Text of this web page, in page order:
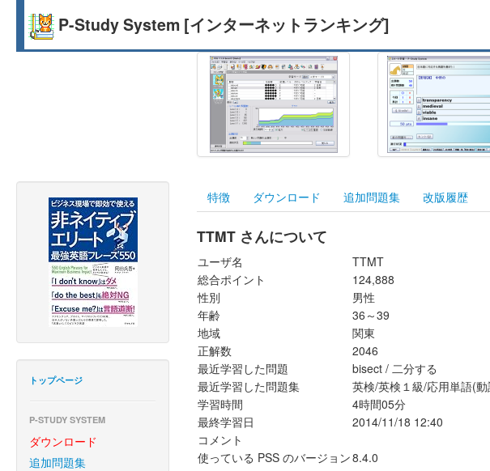
P-Study System [インターネットランキング]
トップページ
P-STUDY SYSTEM
ダウンロード
追加問題集
特徴 ダウンロード 追加問題集 改版履歴
TTMT さんについて
ユーザ名
TTMT
総合ポイント
124,888
性別
男性
年齢
36～39
地域
関東
正解数
2046
最近学習した問題
bisect / 二分する
最近学習した問題集
英検/英検１級/応用単語(動
学習時間
4時間05分
最終学習日
2014/11/18 12:40
コメント
使っている PSS のバージョン8.4.0